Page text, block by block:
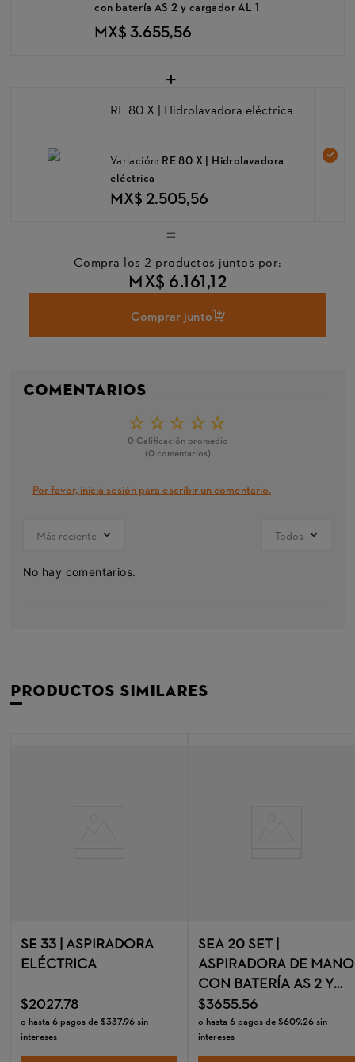
con batería AS 2 y cargador AL 1
MX$ 3.655,56
+
RE 80 X | Hidrolavadora eléctrica
Variación: RE 80 X | Hidrolavadora
eléctrica
MX$ 2.505,56
=
Compra los 2 productos juntos por:
MX$ 6.161,12
Comprar junto
Comentarios
☆ ☆ ☆ ☆ ☆
0 Calificación promedio
(0 comentarios)
Por favor, inicia sesión para escribir un comentario.
Más reciente Todos
No hay comentarios.
Productos Similares
SE 33 | ASPIRADORA
ELÉCTRICA
$2027.78
o hasta 6pagos de$337.96sin
intereses
SEA 20 SET |
ASPIRADORA DE MANO
CON BATERÍA AS 2 Y
CARGADOR AL 1
$3655.56
o hasta 6pagos de$609.26sin
intereses